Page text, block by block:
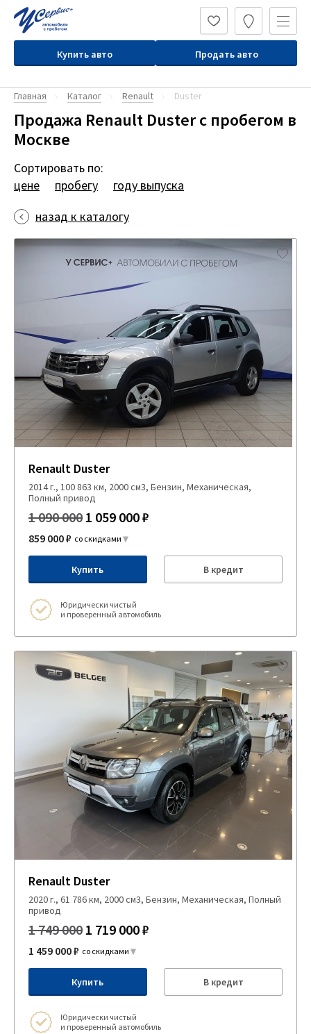
Купить авто Продать авто
Главная Каталог Renault Duster
Продажа Renault Duster с пробегом в
Москве
Сортировать по:
цене
пробегу
году выпуска
назад к каталогу
Renault Duster
2014 г., 100 863 км, 2000 см3, Бензин, Механическая,
Полный привод
1 090 000 1 059 000 ₽
859 000 ₽ со скидками
Купить В кредит
Юридически чистый
и проверенный автомобиль
Renault Duster
2020 г., 61 786 км, 2000 см3, Бензин, Механическая, Полный
привод
1 749 000 1 719 000 ₽
1 459 000 ₽ со скидками
Купить В кредит
Юридически чистый
и проверенный автомобиль